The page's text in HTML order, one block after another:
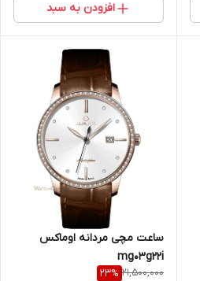
افزودن به سبد
ساعت مچی مردانه اوماکس
mg03g22i
21,500,000
23%